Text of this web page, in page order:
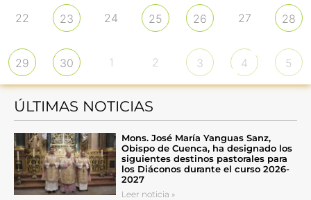
22 23 24 25 26 27 28
29 30 1 2 3 4 5
ÚLTIMAS NOTICIAS
Mons. José María Yanguas Sanz,
Obispo de Cuenca, ha designado los
siguientes destinos pastorales para
los Diáconos durante el curso 2026-
2027
Leer noticia »